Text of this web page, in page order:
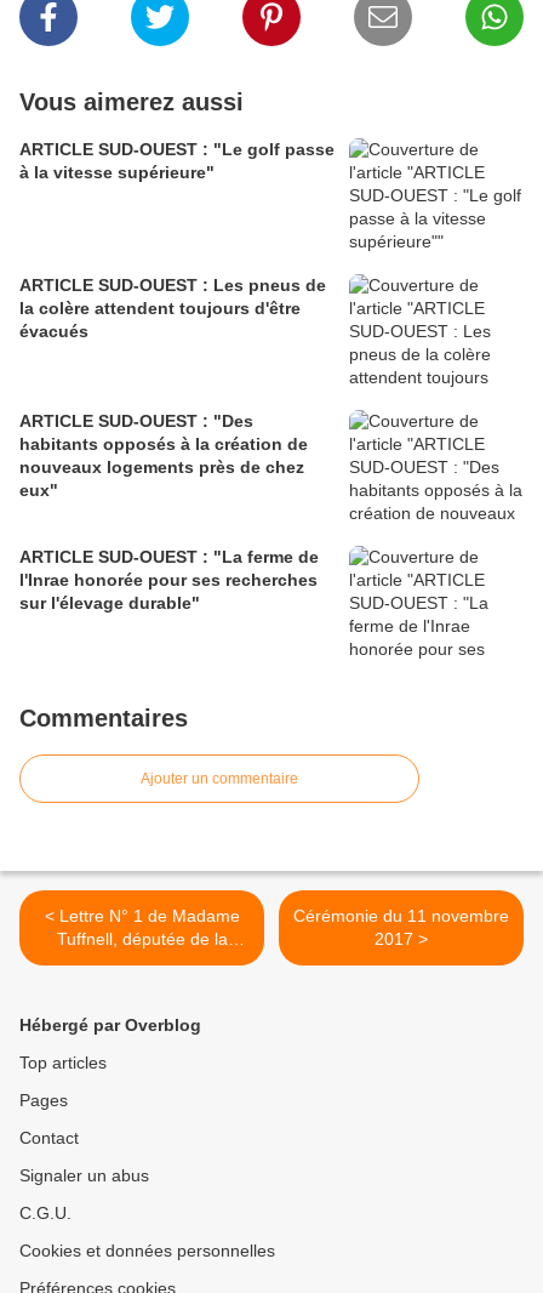
Vous aimerez aussi
ARTICLE SUD-OUEST : "Le golf passe
à la vitesse supérieure"
ARTICLE SUD-OUEST : Les pneus de
la colère attendent toujours d'être
évacués
ARTICLE SUD-OUEST : "Des
habitants opposés à la création de
nouveaux logements près de chez
eux"
ARTICLE SUD-OUEST : "La ferme de
l'Inrae honorée pour ses recherches
sur l'élevage durable"
Commentaires
Ajouter un commentaire
< Lettre N° 1 de Madame
Tuffnell, députée de la
2ème circonscription
Cérémonie du 11 novembre
2017 >
Hébergé par Overblog
Top articles
Pages
Contact
Signaler un abus
C.G.U.
Cookies et données personnelles
Préférences cookies